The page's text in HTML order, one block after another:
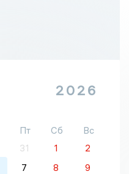
2026
Пт Сб
Вс
31 1
2
7 8
9